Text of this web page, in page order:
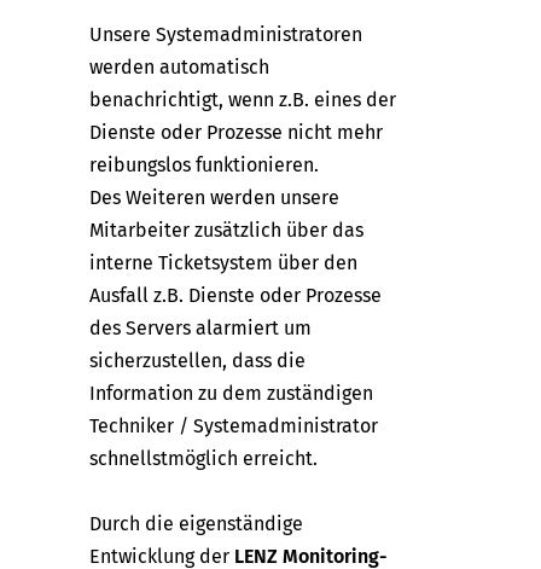
Unsere Systemadministratoren
werden automatisch
benachrichtigt, wenn z.B. eines der
Dienste oder Prozesse nicht mehr
reibungslos funktionieren.
Des Weiteren werden unsere
Mitarbeiter zusätzlich über das
interne Ticketsystem über den
Ausfall z.B. Dienste oder Prozesse
des Servers alarmiert um
sicherzustellen, dass die
Information zu dem zuständigen
Techniker / Systemadministrator
schnellstmöglich erreicht.
Durch die eigenständige
Entwicklung der LENZ Monitoring-